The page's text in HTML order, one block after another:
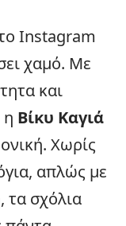
Instagram
χαμό. Με
και
η Βίκυ Καγιά
Χωρίς
απλώς με
τα σχόλια